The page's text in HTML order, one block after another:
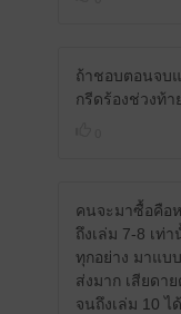
ถ้าชอบตอนจบ
กรีดร้องช่วงท้า
คนจะมาซื้อคือ
ถึงเล่ม 7-8 เท่
ทุกอย่าง มาแบ
ส่งมาก เสียดา
จนถึงเล่ม 10